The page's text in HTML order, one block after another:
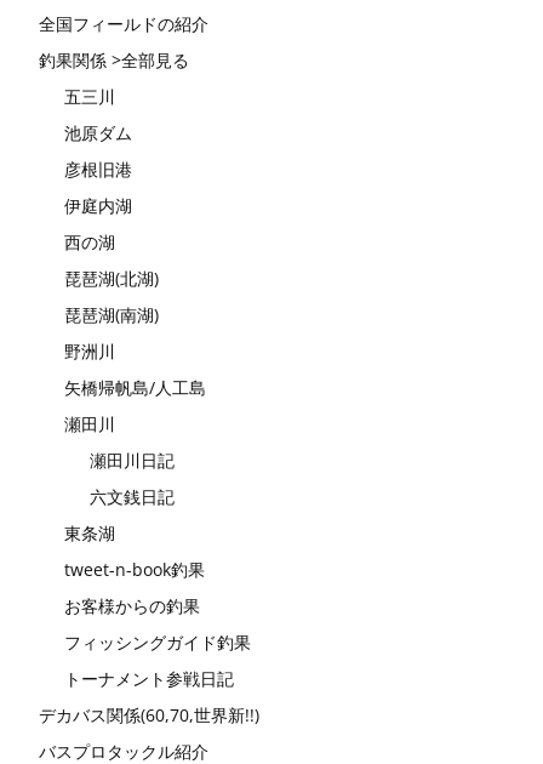
全国フィールドの紹介
釣果関係 >全部見る
五三川
池原ダム
彦根旧港
伊庭内湖
西の湖
琵琶湖(北湖)
琵琶湖(南湖)
野洲川
矢橋帰帆島/人工島
瀬田川
瀬田川日記
六文銭日記
東条湖
tweet-n-book釣果
お客様からの釣果
フィッシングガイド釣果
トーナメント参戦日記
デカバス関係(60,70,世界新!!)
バスプロタックル紹介